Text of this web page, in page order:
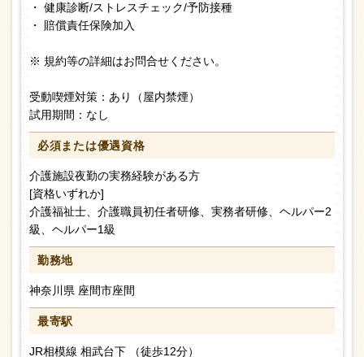
・ 健康診断/ストレスチェック/予防接種
・ 賠償責任保険加入
※ 規約等の詳細はお問合せください。
受動喫煙対策：あり（屋内禁煙）
試用期間：なし
必須または優遇資格
介護施設夜勤の実務経験がある方
[資格いずれか]
介護福祉士、介護職員初任者研修、実務者研修、ヘルパー2
級、ヘルパー1級
勤務地
神奈川県 座間市座間
最寄駅
JR相模線 相武台下 （徒歩12分）